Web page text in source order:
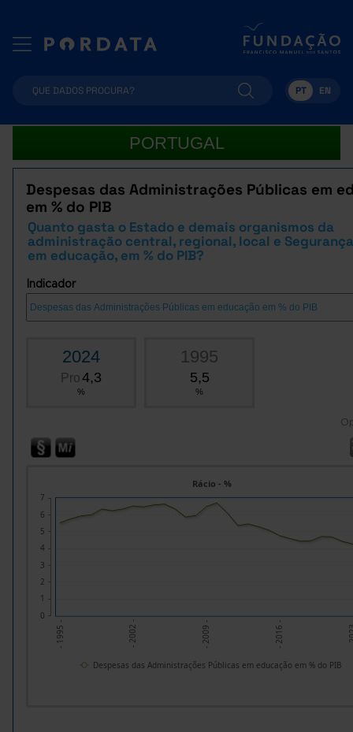
PT EN
PORTUGAL
Despesas das Administrações Públicas em
em % do PIB
Quanto gasta o Estado e demais organismos da
administração central, regional, local e
em educação, em % do PIB?
Indicador
2024
Pro4,3
%
1995
5,5
%
- 1995 - - 2002 - - 2009 - - 2016 - -
Rácio - %
0
1
2
3
4
5
6
7
Despesas das Administrações Públicas em educação em % do PIB